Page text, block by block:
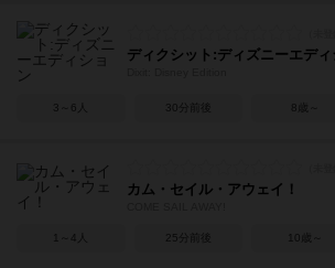
ディクシット:ディズニーエディ
3～6人 30分前後 8歳～
カム・セイル・アウェイ！
1～4人 25分前後 10歳～